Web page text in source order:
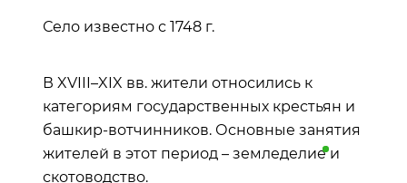
Село известно с 1748 г.
В XVIII–XIX вв. жители относились к
категориям государственных крестьян и
башкир-вотчинников. Основные занятия
жителей в этот период – земледелиеи
скотоводство.